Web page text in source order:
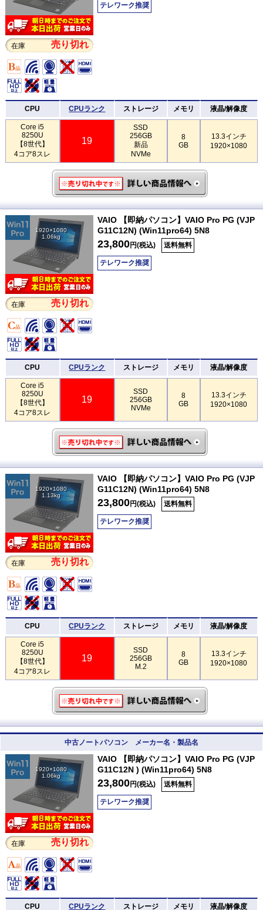
在庫 売り切れ
テレワーク推奨
CPU CPUランク ストレージ メモリ 液晶/解像度
Core i5
8250U
【8世代】
4コア8スレ
19
SSD
256GB
新品
NVMe
8
GB
13.3インチ
1920×1080
1920×1080
1.06kg
在庫 売り切れ
VAIO 【即納パソコン】VAIO Pro PG (VJP
G11C12N) (Win11pro64) 5N8
23,800円(税込) 送料無料
テレワーク推奨
CPU CPUランク ストレージ メモリ 液晶/解像度
Core i5
8250U
【8世代】
4コア8スレ
19
SSD
256GB
NVMe
8
GB
13.3インチ
1920×1080
1920×1080
1.13kg
在庫 売り切れ
VAIO 【即納パソコン】VAIO Pro PG (VJP
G11C12N) (Win11pro64) 5N8
23,800円(税込) 送料無料
テレワーク推奨
CPU CPUランク ストレージ メモリ 液晶/解像度
Core i5
8250U
【8世代】
4コア8スレ
19
SSD
256GB
M.2
8
GB
13.3インチ
1920×1080
中古ノートパソコン メーカー名・製品名
1920×1080
1.06kg
在庫 売り切れ
VAIO 【即納パソコン】VAIO Pro PG (VJP
G11C12N ) (Win11pro64) 5N8
23,800円(税込) 送料無料
テレワーク推奨
CPU CPUランク ストレージ メモリ 液晶/解像度